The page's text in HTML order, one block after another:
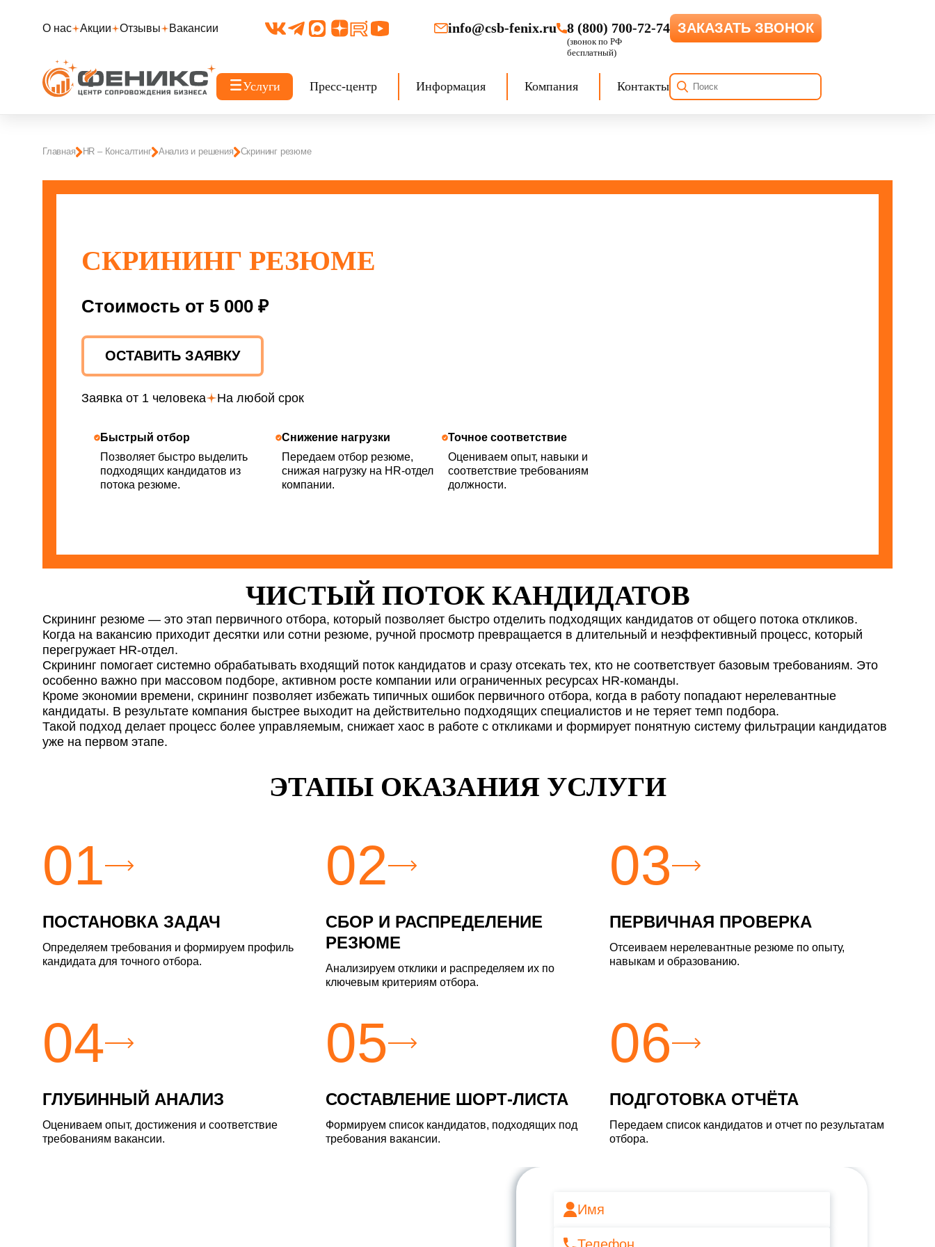
О нас Акции Отзывы Вакансии info@csb-fenix.ru 8 (800) 700-72-74 ЗАКАЗАТЬ ЗВОНОК
Услуги Пресс-центр Информация Компания Контакты
Главная HR – Консалтинг Анализ и решения Скрининг резюме
СКРИНИНГ РЕЗЮМЕ
Стоимость от 5 000 ₽
ОСТАВИТЬ ЗАЯВКУ
Заявка от 1 человека На любой срок
Быстрый отбор
Позволяет быстро выделить
подходящих кандидатов из
потока резюме.
Снижение нагрузки
Передаем отбор резюме,
снижая нагрузку на HR-отдел
компании.
Точное соответствие
Оцениваем опыт, навыки и
соответствие требованиям
должности.
ЧИСТЫЙ ПОТОК КАНДИДАТОВ
Скрининг резюме — это этап первичного отбора, который позволяет быстро отделить подходящих кандидатов от общего потока откликов.
Когда на вакансию приходит десятки или сотни резюме, ручной просмотр превращается в длительный и неэффективный процесс, который
перегружает HR-отдел.
Скрининг помогает системно обрабатывать входящий поток кандидатов и сразу отсекать тех, кто не соответствует базовым требованиям. Это
особенно важно при массовом подборе, активном росте компании или ограниченных ресурсах HR-команды.
Кроме экономии времени, скрининг позволяет избежать типичных ошибок первичного отбора, когда в работу попадают нерелевантные
кандидаты. В результате компания быстрее выходит на действительно подходящих специалистов и не теряет темп подбора.
Такой подход делает процесс более управляемым, снижает хаос в работе с откликами и формирует понятную систему фильтрации кандидатов
уже на первом этапе.
ЭТАПЫ ОКАЗАНИЯ УСЛУГИ
01
ПОСТАНОВКА ЗАДАЧ
Определяем требования и формируем профиль
кандидата для точного отбора.
02
СБОР И РАСПРЕДЕЛЕНИЕ
РЕЗЮМЕ
Анализируем отклики и распределяем их по
ключевым критериям отбора.
03
ПЕРВИЧНАЯ ПРОВЕРКА
Отсеиваем нерелевантные резюме по опыту,
навыкам и образованию.
04
ГЛУБИННЫЙ АНАЛИЗ
Оцениваем опыт, достижения и соответствие
требованиям вакансии.
05
СОСТАВЛЕНИЕ ШОРТ-ЛИСТА
Формируем список кандидатов, подходящих под
требования вакансии.
06
ПОДГОТОВКА ОТЧЁТА
Передаем список кандидатов и отчет по результатам
отбора.